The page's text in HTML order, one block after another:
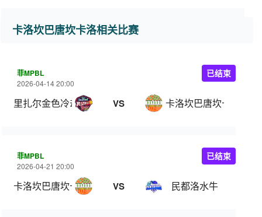
卡洛坎巴唐坎卡洛相关比赛
菲MPBL
2026-04-14 20:00
里扎尔金色冷却器 VS 卡洛坎巴唐坎卡洛
已结束
菲MPBL
2026-04-21 20:00
卡洛坎巴唐坎卡洛 VS 民都洛水牛
已结束